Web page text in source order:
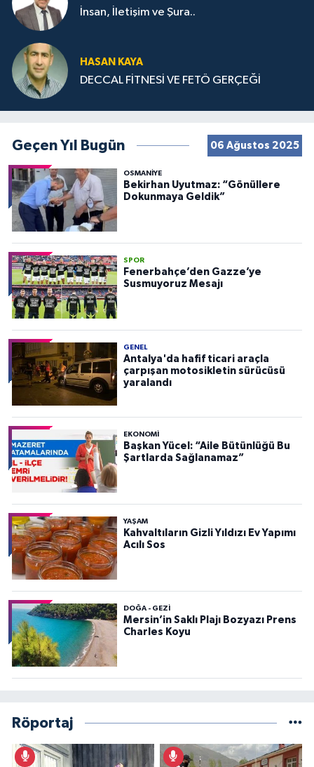
İnsan, İletişim ve Şura..
HASAN KAYA
DECCAL FİTNESİ VE FETÖ GERÇEĞİ
Geçen Yıl Bugün 06 Ağustos 2025
OSMANIYE
Bekirhan Uyutmaz: “Gönüllere
Dokunmaya Geldik”
SPOR
Fenerbahçe’den Gazze’ye
Susmuyoruz Mesajı
GENEL
Antalya'da hafif ticari araçla
çarpışan motosikletin sürücüsü
yaralandı
EKONOMI
Başkan Yücel: “Aile Bütünlüğü Bu
Şartlarda Sağlanamaz”
YAŞAM
Kahvaltıların Gizli Yıldızı Ev Yapımı
Acılı Sos
DOĞA - GEZI
Mersin’in Saklı Plajı Bozyazı Prens
Charles Koyu
Röportaj